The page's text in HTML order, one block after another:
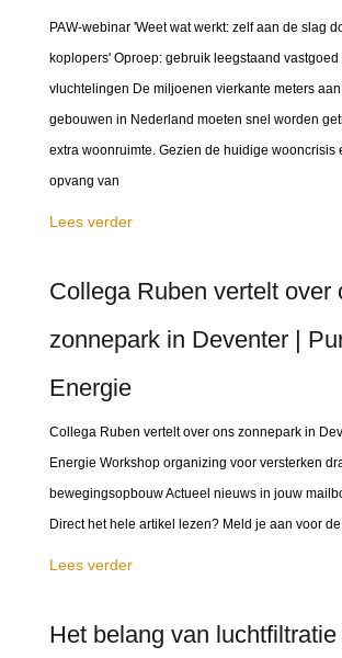
PAW-webinar 'Weet wat werkt: zelf aan de slag
koplopers' Oproep: gebruik leegstaand vastgoed
vluchtelingen De miljoenen vierkante meters
gebouwen in Nederland moeten snel worden
extra woonruimte. Gezien de huidige wooncrisis
opvang van
Lees verder
Collega Ruben vertelt over
zonnepark in Deventer |
Energie
Collega Ruben vertelt over ons zonnepark in
Energie Workshop organizing voor versterken
bewegingsopbouw Actueel nieuws in jouw
Direct het hele artikel lezen? Meld je aan voor
Lees verder
Het belang van